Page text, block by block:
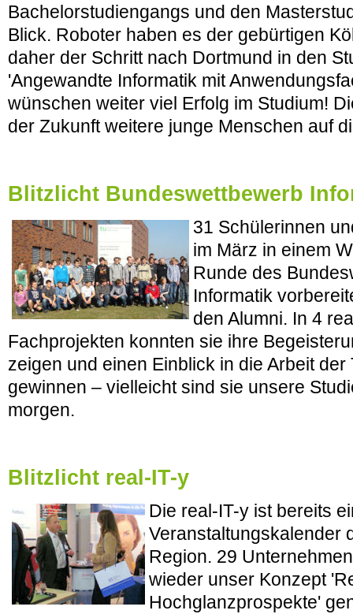
Bachelorstudiengangs und den
Blick. Roboter haben es der gebürtigen
daher der Schritt nach Dortmund in den
'Angewandte Informatik mit
wünschen weiter viel Erfolg im Studium!
der Zukunft weitere junge Menschen auf
Blitzlicht Bundeswettbewerb
31 Schülerinnen
im März in einem
Runde des
Informatik
den Alumni. In 4
Fachprojekten konnten sie ihre
zeigen und einen Einblick in die Arbeit der
gewinnen – vielleicht sind sie unsere
morgen.
Blitzlicht real-IT-y
Die real-IT-y ist bereits
Veranstaltungskalender
Region. 29
wieder unser Konzept
Hochglanzprospekte'